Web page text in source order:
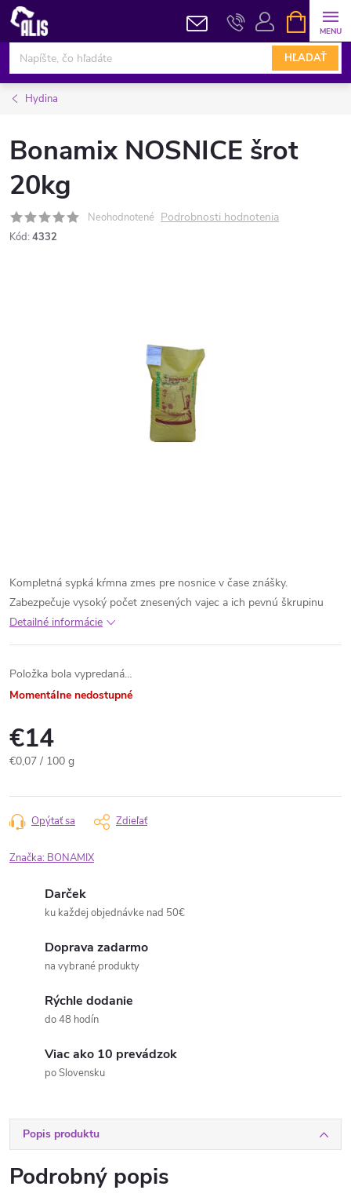
Prejsť
obsah
HĽADAŤ
KOŠÍK
Hydina
Bonamix NOSNICE šrot
20kg
Neohodnotené Podrobnosti hodnotenia
Kód: 4332
Kompletná sypká kŕmna zmes pre nosnice v čase znášky.
Zabezpečuje vysoký počet znesených vajec a ich pevnú škrupinu
Detailné informácie
Položka bola vypredaná…
Momentálne nedostupné
€14
Jednotková
€0,07 / 100 g
Opýtať sa Zdieľať
Značka: BONAMIX
Darček
ku každej objednávke nad 50€
Doprava zadarmo
na vybrané produkty
Rýchle dodanie
do 48 hodín
Viac ako 10 prevádzok
po Slovensku
Popis produktu
Podrobný popis